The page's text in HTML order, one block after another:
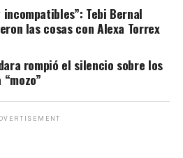
Tebi Bernal
las cosas con Alexa Torrex
rompió el silencio sobre los